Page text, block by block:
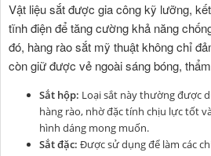
Vật liệu sắt được gia công kỹ lưỡng,
tĩnh điện để tăng cường khả năng
đó, hàng rào sắt mỹ thuật không chỉ
còn giữ được vẻ ngoài sáng bóng,
Sắt hộp: Loại sắt này thường được
hàng rào, nhờ đặc tính chịu lực tốt
hình dáng mong muốn.
Sắt đặc: Được sử dụng để làm các